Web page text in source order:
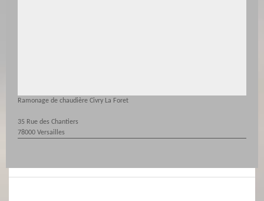
Ramonage de chaudière Civry La Foret
35 Rue des Chantiers
78000 Versailles